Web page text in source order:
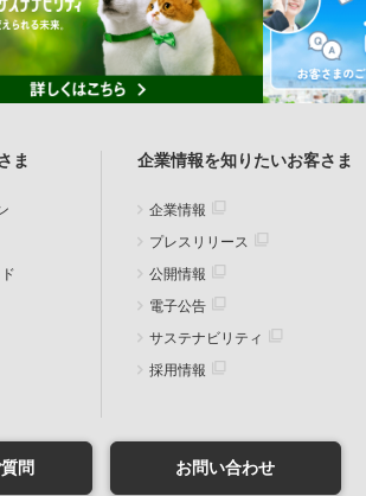
ま 企業情報を知りたいお客さま
企業情報
プレスリリース
公開情報
電子公告
サステナビリティ
採用情報
問 お問い合わせ